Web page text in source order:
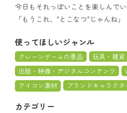
今日もそれっぽいことを楽しんでい
「もうこれ、"とこなつ"じゃんね」
使ってほしいジャンル
クレーンゲームの景品
玩具・雑貨
出版・映像・デジタルコンテンツ
アイコン素材
ブランドキャラクタ
カテゴリー